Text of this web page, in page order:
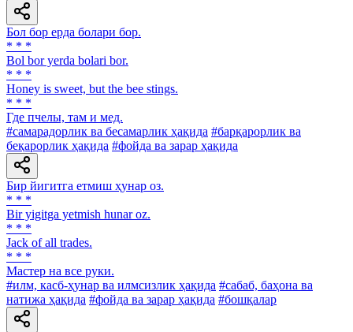
Бол бор ерда болари бор.
* * *
Bol bor yerda bolari bor.
* * *
Honey is sweet, but the bee stings.
* * *
Где пчелы, там и мед.
#самарадорлик ва бесамарлик ҳақида #барқарорлик ва
беқарорлик ҳақида #фойда ва зарар ҳақида
Бир йигитга етмиш ҳунар оз.
* * *
Bir yigitga yetmish hunar oz.
* * *
Jack of all trades.
* * *
Мастер на все руки.
#илм, касб-ҳунар ва илмсизлик ҳақида #сабаб, баҳона ва
натижа ҳақида #фойда ва зарар ҳақида #бошқалар